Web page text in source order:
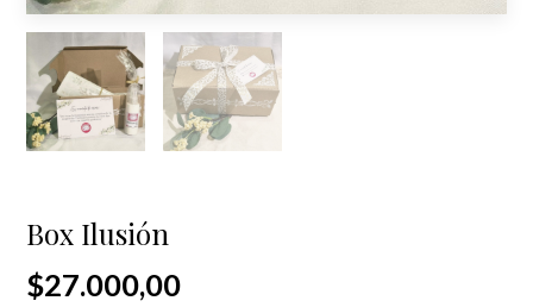
Box Ilusión
$27.000,00